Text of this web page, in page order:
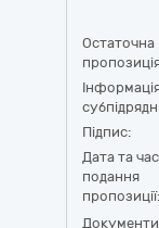
Остаточна
Підпис:
Дата та час
подання
пропозиції: